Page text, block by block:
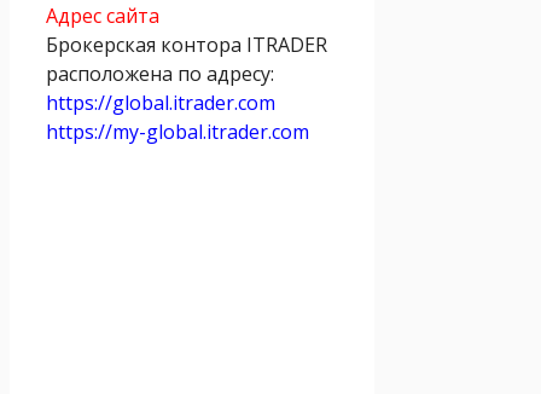
Адрес сайта
Брокерская контора ITRADER
расположена по адресу:
https://global.itrader.com
https://my-global.itrader.com